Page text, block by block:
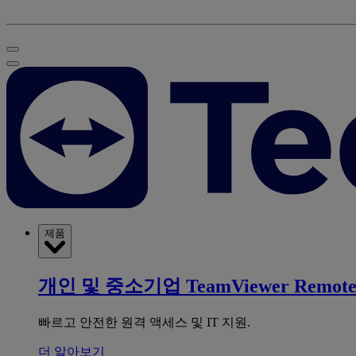
제품
개인 및 중소기업 TeamViewer Remote
빠르고 안전한 원격 액세스 및 IT 지원.
더 알아보기